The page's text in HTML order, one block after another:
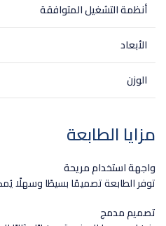
أنظمة التشغيل المتوافقة
الأبعاد
الوزن
مزايا الطابعة
واجهة استخدام مريحة
توفر الطابعة تصميمًا بسيطًا وسهلًا
تصميم مدمج